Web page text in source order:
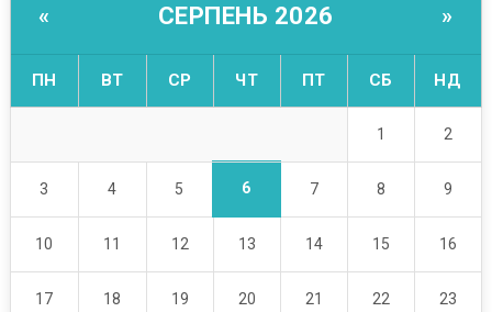
« СЕРПЕНЬ 2026 »
ПН ВТ СР ЧТ ПТ СБ НД
1 2
3 4 5 6 7 8 9
10 11 12 13 14 15 16
17 18 19 20 21 22 23